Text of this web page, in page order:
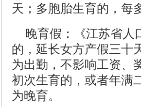
天；多胞胎生育的，每
晚育假：《江苏省人
的，延长女方产假三十
为出勤，不影响工资、
初次生育的，或者年满
为晚育。